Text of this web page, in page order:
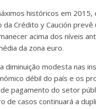
históricos em
Crédito y Caución
acima dos níveis
da zona euro.
diminuição modesta nas
débil do país e os
pagamento do setor
de casos continuará a